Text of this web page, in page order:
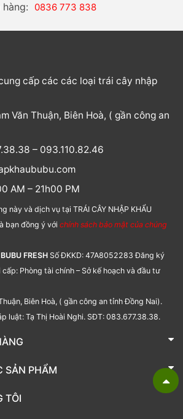
0836 773 838
cấp các các loại trái cây nhập
Văn Thuận, Biên Hoà, ( gần công an
– 093.110.82.46
AM – 21h00 PM
này và dịch vụ tại TRÁI CÂY NHẬP KHẨU
bạn đồng ý với chính sách bảo mật của chúng
FRESH Số ĐKKD: 47A8052283 Đăng ký
cấp: Phòng tài chính – Sở kế hoạch và đầu tư
Biên Hoà, ( gần công an tỉnh Đồng Nai).
luật: Tạ Thị Hoài Nghi. SĐT: 083.677.38.38.
BUBU FRESH
SẢN PHẨM
TÔI